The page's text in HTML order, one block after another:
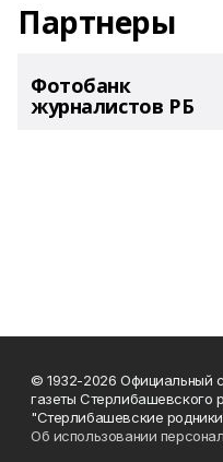
Партнеры
Фотобанк
журналистов РБ
© 1932-2026 Официальный
газеты Стерлибашевского
"Стерлибашевские
Об использовании